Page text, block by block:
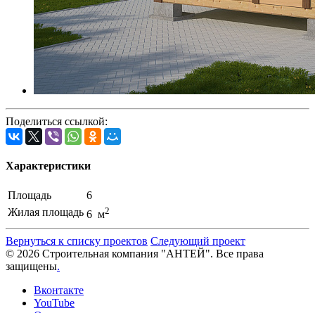
Поделиться ссылкой:
Характеристики
Площадь
6
Жилая площадь 6 м2
Вернуться к списку проектов Следующий проект
© 2026 Строительная компания "АНТЕЙ". Все права
защищены.
Вконтакте
YouTube